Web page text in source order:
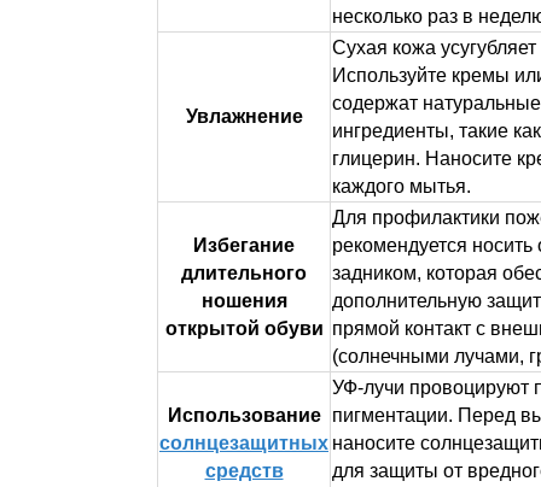
несколько раз в
Увлажнение
Сухая кожа
Используйте кремы
содержат
ингредиенты, такие
глицерин. Наносите
каждого мытья.
Избегание
длительного
ношения
открытой обуви
Для профилактики
рекомендуется
задником, которая
дополнительную
прямой контакт с
(солнечными лучами,
Использование
солнцезащитных
средств
УФ-лучи провоцируют
пигментации. Перед
наносите
для защиты от